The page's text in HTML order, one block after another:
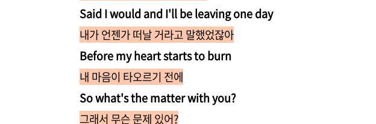
Said I would and I'll be leaving one day
내가 언젠가 떠날 거라고 말했었잖아
Before my heart starts to burn
내 마음이 타오르기 전에
So what's the matter with you?
그래서 무슨 문제 있어?